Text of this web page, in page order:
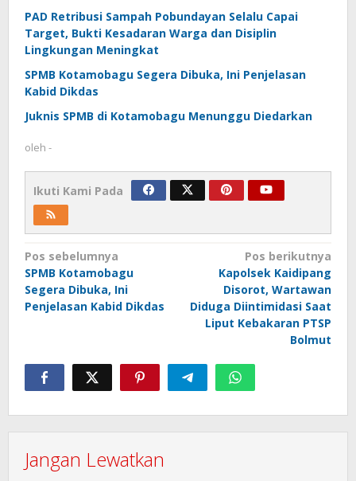
PAD Retribusi Sampah Pobundayan Selalu Capai
Target, Bukti Kesadaran Warga dan Disiplin
Lingkungan Meningkat
SPMB Kotamobagu Segera Dibuka, Ini Penjelasan
Kabid Dikdas
Juknis SPMB di Kotamobagu Menunggu Diedarkan
oleh -
Ikuti Kami Pada
Navigasi
pos
Pos sebelumnya
SPMB Kotamobagu
Segera Dibuka, Ini
Penjelasan Kabid Dikdas
Pos berikutnya
Kapolsek Kaidipang
Disorot, Wartawan
Diduga Diintimidasi Saat
Liput Kebakaran PTSP
Bolmut
Jangan Lewatkan